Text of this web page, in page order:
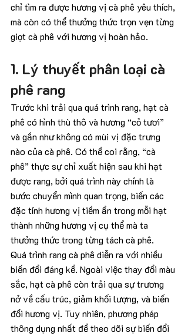
chỉ tìm ra được hương vị cà phê yêu thích,
mà còn có thể thưởng thức trọn vẹn từng
giọt cà phê với hương vị hoàn hảo.
1. Lý thuyết phân loại cà
phê rang
Trước khi trải qua quá trình rang, hạt cà
phê có hình thù thô và hương “cỏ tươi”
và gần như không có mùi vị đặc trưng
nào của cà phê. Có thể coi rằng, “cà
phê” thực sự chỉ xuất hiện sau khi hạt
được rang, bởi quá trình này chính là
bước chuyển mình quan trọng, biến các
đặc tính hương vị tiềm ẩn trong mỗi hạt
thành những hương vị cụ thể mà ta
thưởng thức trong từng tách cà phê.
Quá trình rang cà phê diễn ra với nhiều
biến đổi đáng kể. Ngoài việc thay đổi màu
sắc, hạt cà phê còn trải qua sự trương
nở về cấu trúc, giảm khối lượng, và biến
đổi hương vị. Tuy nhiên, phương pháp
thông dụng nhất để theo dõi sự biến đổi